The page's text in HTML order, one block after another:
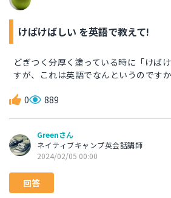
けばけばしい を英語で教えて!
どぎつく分厚く塗っている時に「けば
すが、これは英語でなんというのです
0 889
Greenさん
ネイティブキャンプ英会話講師
2024/02/05 00:00
回答